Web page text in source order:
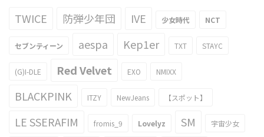
TWICE 防弾少年団 IVE 少女時代 NCT
セブンティーン aespa Kep1er TXT STAYC
(G)I-DLE Red Velvet EXO NMIXX
BLACKPINK ITZY NewJeans 【スポット】
LE SSERAFIM fromis_9 Lovelyz SM 宇宙少女